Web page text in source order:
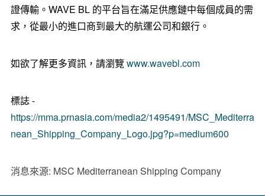
證傳輸。WAVE BL 的平台旨在滿足供應鏈中每個成員的需
求，從最小的進口商到最大的航運公司和銀行。
如欲了解更多資訊，請瀏覽www.wavebl.com
標誌 -
https://mma.prnasia.com/media2/1495491/MSC_Mediterra
nean_Shipping_Company_Logo.jpg?p=medium600
消息來源: MSC Mediterranean Shipping Company